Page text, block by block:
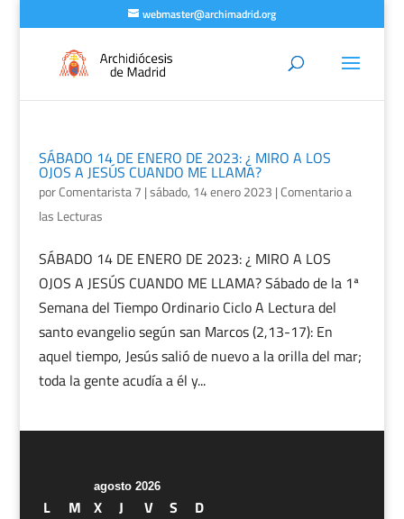
webmaster@archimadrid.org
SÁBADO 14 DE ENERO DE 2023: ¿ MIRO A LOS
OJOS A JESÚS CUANDO ME LLAMA?
porComentarista 7 |sábado, 14 enero 2023 |Comentario a
las Lecturas
SÁBADO 14 DE ENERO DE 2023: ¿ MIRO A LOS
OJOS A JESÚS CUANDO ME LLAMA? Sábado de la 1ª
Semana del Tiempo Ordinario Ciclo A Lectura del
santo evangelio según san Marcos (2,13-17): En
aquel tiempo, Jesús salió de nuevo a la orilla del mar;
toda la gente acudía a él y...
agosto 2026
L M X J V S
D